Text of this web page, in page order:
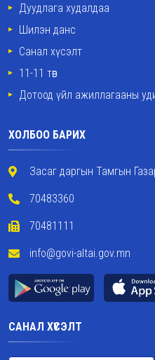
Дуудлага худалдаа
Шилэн данс
Санал хүсэлт
11-11 төв
Дотоод үйл ажиллагааны
ХОЛБОО БАРИХ
Засаг даргын Тамгын
70483360
70481111
info@govi-altai.gov.mn
САНАЛ ХҮСЭЛТ